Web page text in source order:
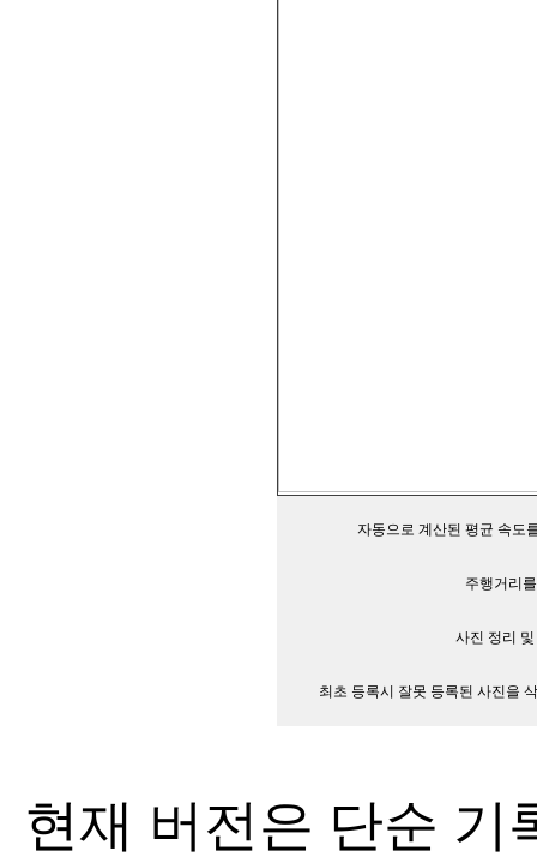
자동으로 계산된 평균 속도
주행거리
사진 정리
최초 등록시 잘못 등록된 사진을
현재 버전은 단순 기